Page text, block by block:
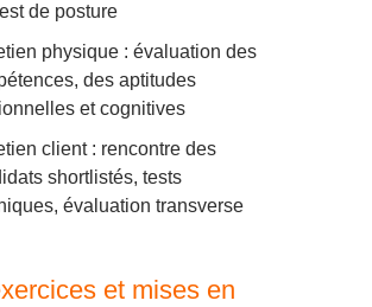
de posture
physique : évaluation des
des aptitudes
et cognitives
client : rencontre des
shortlistés, tests
évaluation transverse
et mises en